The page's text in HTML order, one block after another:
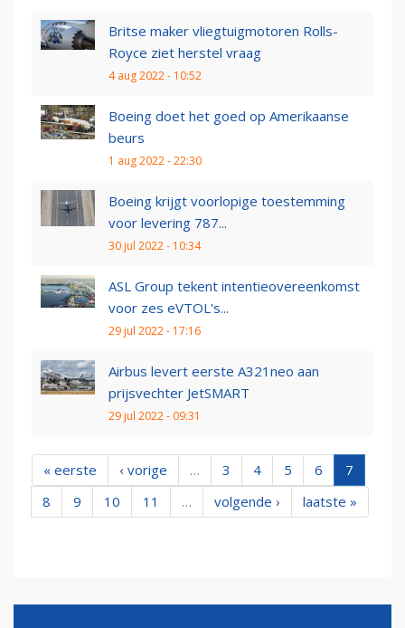
Britse maker vliegtuigmotoren Rolls-
Royce ziet herstel vraag
4 aug 2022 - 10:52
Boeing doet het goed op Amerikaanse
beurs
1 aug 2022 - 22:30
Boeing krijgt voorlopige toestemming
voor levering 787...
30 jul 2022 - 10:34
ASL Group tekent intentieovereenkomst
voor zes eVTOL's...
29 jul 2022 - 17:16
Airbus levert eerste A321neo aan
prijsvechter JetSMART
29 jul 2022 - 09:31
« eerste ‹ vorige … 3 4 5 6
7
8
9 10 11 … volgende › laatste »